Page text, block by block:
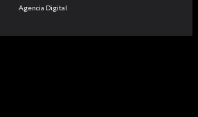
Agencia Digital